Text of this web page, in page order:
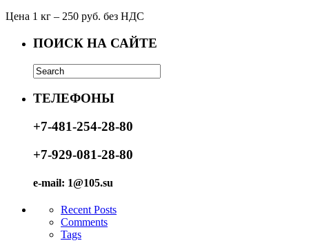
Цена 1 кг – 250 руб. без НДС
ПОИСК НА САЙТЕ
ТЕЛЕФОНЫ
+7-481-254-28-80
+7-929-081-28-80
e-mail: 1@105.su
Recent Posts
Comments
Tags